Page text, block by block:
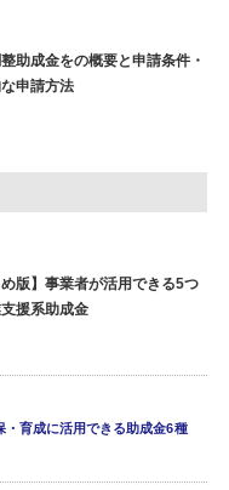
助成金をの概要と申請条件・
申請方法
め版】事業者が活用できる5つ
援系助成金
・育成に活用できる助成金6種